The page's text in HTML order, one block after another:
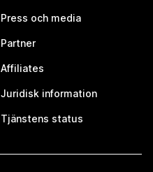
Press och media
Partner
Affiliates
Juridisk information
Tjänstens status